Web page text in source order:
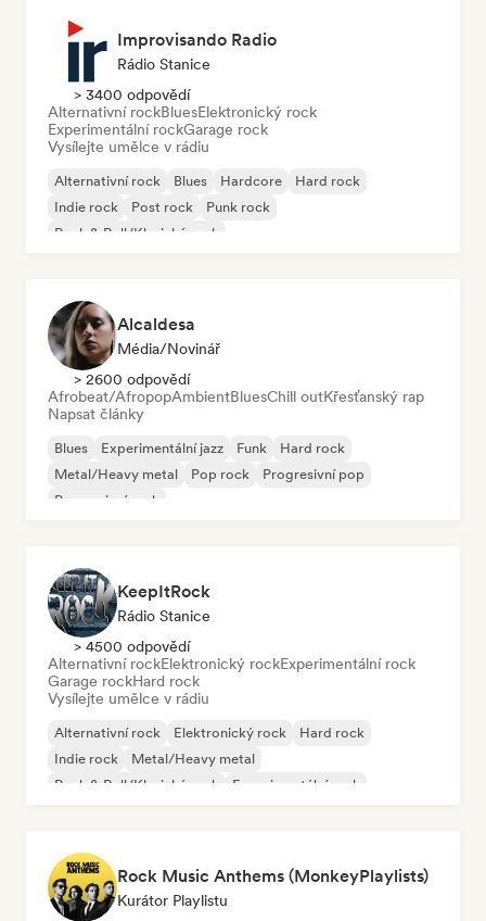
Improvisando Radio
Rádio Stanice
> 3400 odpovědí
Alternativní rockBluesElektronický rock
Experimentální rockGarage rock
Vysílejte umělce v rádiu
Alternativní rock Blues Hardcore
Hard rock
Indie rock
Post rock
Punk rock
Rock & Roll/Klasický rock
Alcaldesa
Média/novinář
> 2600 odpovědí
Afrobeat/AfropopAmbientBluesChill outKřesťanský rap
Napsat články
Blues Experimentální jazz Funk
Hard rock
Metal/Heavy metal
Pop rock
Progresivní pop
Progresivní rock
KeepItRock
Rádio Stanice
> 4500 odpovědí
Alternativní rockElektronický rockExperimentální rock
Garage rockHard rock
Vysílejte umělce v rádiu
Alternativní rock Elektronický rock
Hard rock
Indie rock
Metal/Heavy metal
Rock & Roll/Klasický rock
Experimentální rock
Rock Music Anthems (MonkeyPlaylists)
Kurátor Playlistu